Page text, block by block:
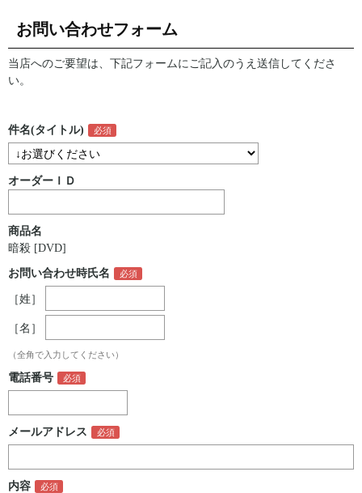
お問い合わせフォーム
当店へのご要望は、下記フォームにご記入のうえ送信してくださ
い。
件名(タイトル)
オーダーＩＤ
商品名
暗殺 [DVD]
お問い合わせ時氏名
［姓］
［名］
（全角で入力してください）
電話番号
メールアドレス
内容